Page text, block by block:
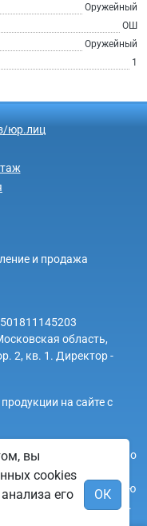
Оружейный
ОШ
Оружейный
1
юр.лиц
и продажа
область,
2, кв. 1. Директор -
на сайте с
носит исключительно
и ни при каких
Всю дополнительную
указанным на сайте.
вы
cookies
его
ОК